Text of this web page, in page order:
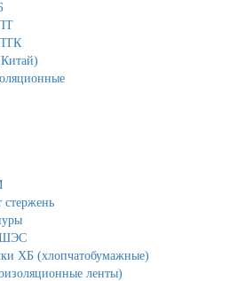
стержень
ХБ (хлопчатобумажные)
ленты)